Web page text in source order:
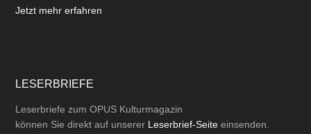
Jetzt mehr erfahren
LESERBRIEFE
Leserbriefe zum OPUS Kulturmagazin
können Sie direkt auf unserer Leserbrief-Seite einsenden.